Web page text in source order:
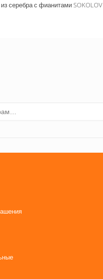
серебра с фианитами SOKOLOV